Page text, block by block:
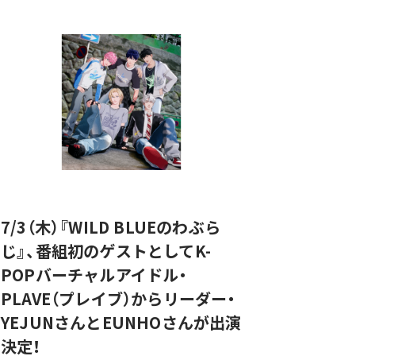
7/3（木）『WILD BLUEのわぶら
じ』、番組初のゲストとしてK-
POPバーチャルアイドル・
PLAVE（プレイブ）からリーダー・
YEJUNさんとEUNHOさんが出演
決定！